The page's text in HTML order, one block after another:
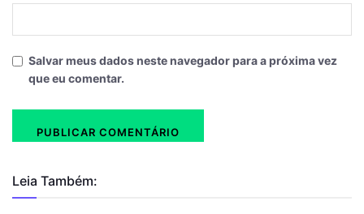
Salvar meus dados neste navegador para a próxima vez
que eu comentar.
Leia Também: